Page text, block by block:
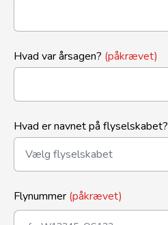
Hvad var årsagen? (påkrævet)
Hvad er navnet på flyselskabet?
Flynummer (påkrævet)